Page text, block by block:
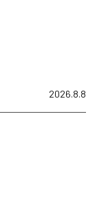
2026.8.8